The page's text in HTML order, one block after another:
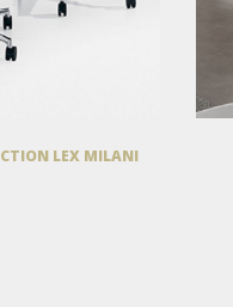
LEX MILANI